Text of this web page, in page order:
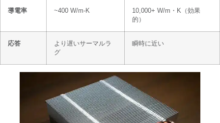
導電率 ~400 W/m-K
10,000+ W/m・K（効果
的）
応答
より遅いサーマルラ
グ
瞬時に近い